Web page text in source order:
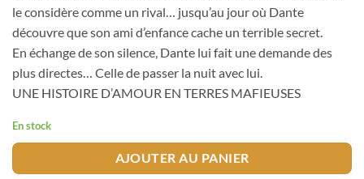
le considère comme un rival… jusqu’au jour où Dante
découvre que son ami d’enfance cache un terrible secret.
En échange de son silence, Dante lui fait une demande des
plus directes… Celle de passer la nuit avec lui.
UNE HISTOIRE D’AMOUR EN TERRES MAFIEUSES
En stock
AJOUTER AU PANIER